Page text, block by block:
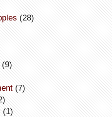
(28)
(9)
(7)
(1)